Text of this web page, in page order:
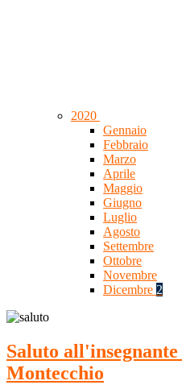
2020
Gennaio
Febbraio
Marzo
Aprile
Maggio
Giugno
Luglio
Agosto
Settembre
Ottobre
Novembre
Dicembre 2
Saluto
Montecchio